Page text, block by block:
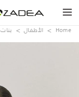
Home الأطفال بنات